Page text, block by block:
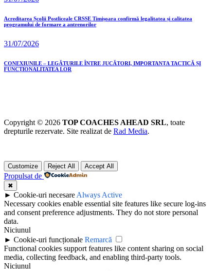
Acreditarea Școlii Postliceale CRSSE Timișoara confirmă legalitatea și calitatea
programului de formare a antrenorilor
31/07/2026
CONEXIUNILE – LEGĂTURILE ÎNTRE JUCĂTORI, IMPORTANȚA TACTICĂ ȘI
FUNCȚIONALITATEA LOR
Copyright © 2026 TOP COACHES AHEAD SRL, toate
drepturile rezervate. Site realizat de Rad Media.
Customize Reject All Accept All
Propulsat de
✖
► Cookie-uri necesare Always Active
Necessary cookies enable essential site features like secure log-ins
and consent preference adjustments. They do not store personal
data.
Niciunul
► Cookie-uri funcționale Remarcă
Functional cookies support features like content sharing on social
media, collecting feedback, and enabling third-party tools.
Niciunul